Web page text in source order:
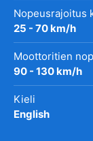
Nopeusrajoitus
25 - 70 km/h
Moottoritien
90 - 130 km/h
Kieli
English